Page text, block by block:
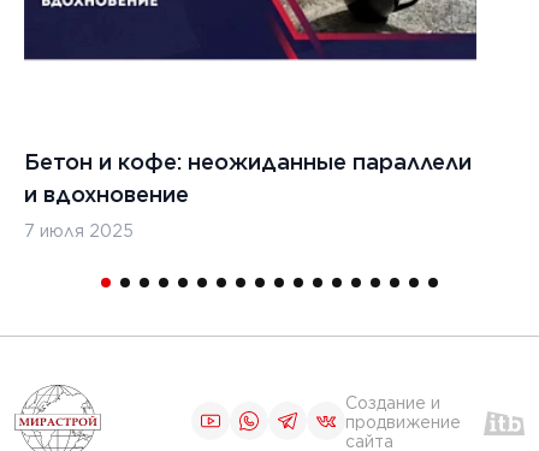
Бетон и кофе: неожиданные параллели
и вдохновение
7 июля 2025
Создание и
продвижение
сайта